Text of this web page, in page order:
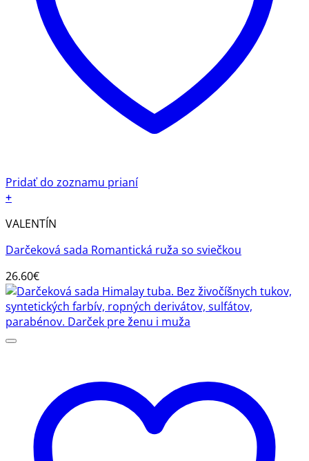
Pridať do zoznamu prianí
+
VALENTÍN
Darčeková sada Romantická ruža so sviečkou
26.60€